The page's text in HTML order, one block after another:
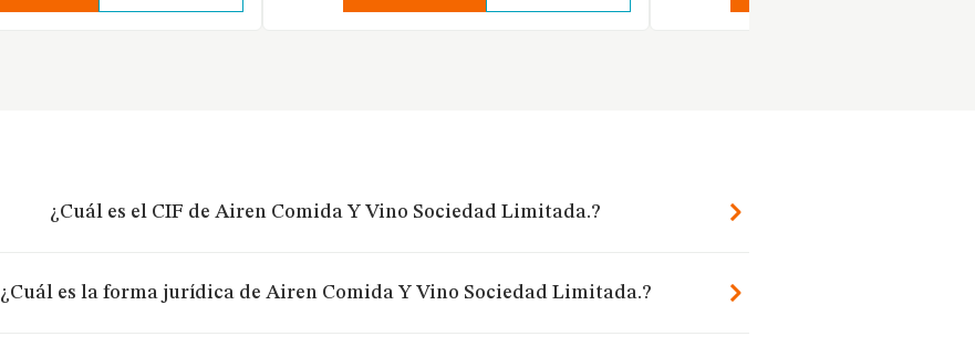
¿Cuál es el CIF de Airen Comida Y Vino Sociedad Limitada.?
¿Cuál es la forma jurídica de Airen Comida Y Vino Sociedad Limitada.?